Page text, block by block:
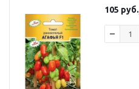
105 руб.